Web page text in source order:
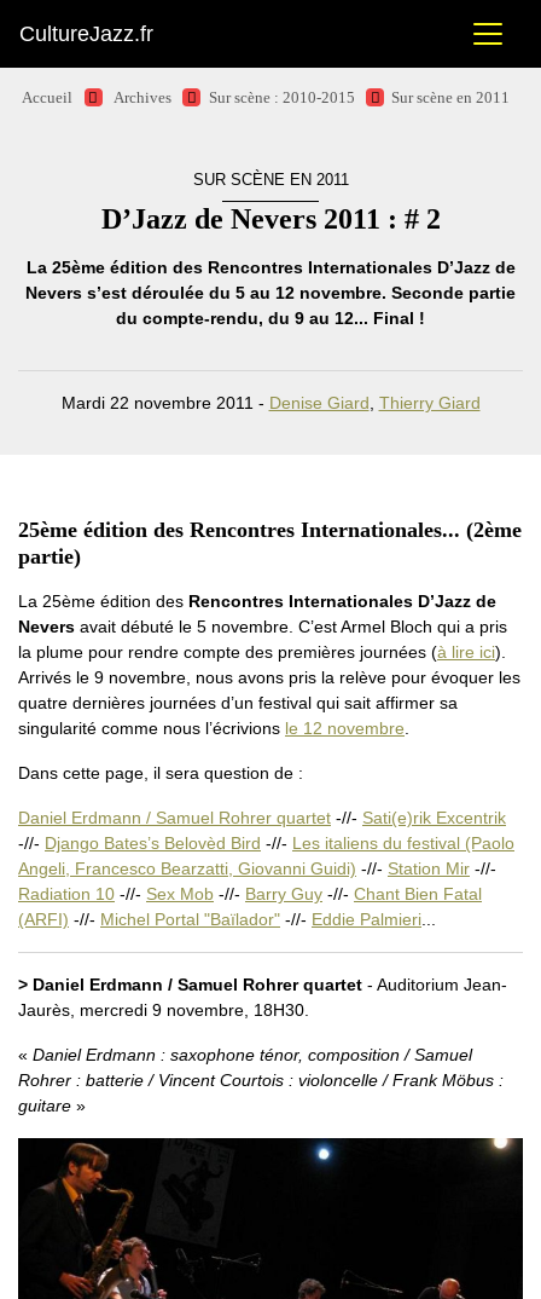
CultureJazz.fr
Accueil Archives Sur scène : 2010-2015 Sur scène en 2011
SUR SCÈNE EN 2011
D’Jazz de Nevers 2011 : # 2
La 25ème édition des Rencontres Internationales D’Jazz de
Nevers s’est déroulée du 5 au 12 novembre. Seconde partie
du compte-rendu, du 9 au 12... Final !
Mardi 22 novembre 2011 - Denise Giard Thierry Giard
25ème édition des Rencontres Internationales... (2ème
partie)
La 25ème édition des Rencontres Internationales D’Jazz de
Nevers avait débuté le 5 novembre. C’est Armel Bloch qui a pris
la plume pour rendre compte des premières journées (à lire ici).
Arrivés le 9 novembre, nous avons pris la relève pour évoquer les
quatre dernières journées d’un festival qui sait affirmer sa
singularité comme nous l’écrivions le 12 novembre
Dans cette page, il sera question de :
Daniel Erdmann / Samuel Rohrer quartet -//- Sati(e)rik Excentrik
-//- Django Bates’s Belovèd Bird -//- Les italiens du festival (Paolo
Angeli, Francesco Bearzatti, Giovanni Guidi) -//- Station Mir -//-
Radiation 10 -//- Sex Mob -//- Barry Guy -//- Chant Bien Fatal
(ARFI) -//- Michel Portal "Baïlador" -//- Eddie Palmieri
> Daniel Erdmann / Samuel Rohrer quartet - Auditorium Jean-
Jaurès, mercredi 9 novembre, 18H30.
Daniel Erdmann : saxophone ténor, composition / Samuel
Rohrer : batterie / Vincent Courtois : violoncelle / Frank Möbus :
guitare